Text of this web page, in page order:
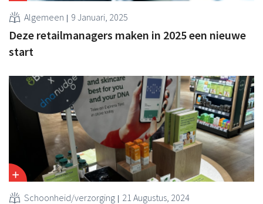
Algemeen 9 Januari, 2025
Deze retailmanagers maken in 2025 een nieuwe
start
Schoonheid/verzorging 21 Augustus, 2024